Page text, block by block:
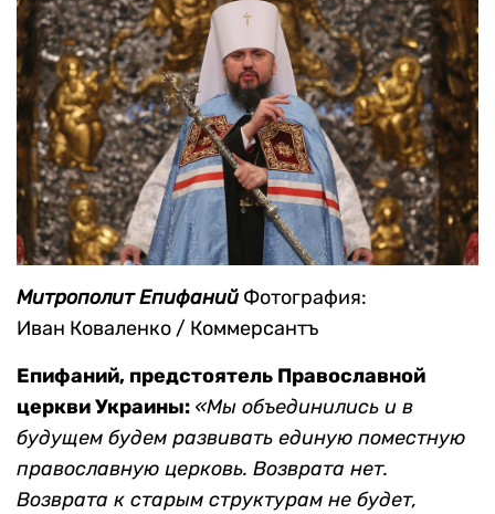
Митрополит Епифаний Фотография:
Иван Коваленко / Коммерсантъ
Епифаний, предстоятель Православной
церкви Украины: «Мы объединились и в
будущем будем развивать единую поместную
православную церковь. Возврата нет.
Возврата к старым структурам не будет,